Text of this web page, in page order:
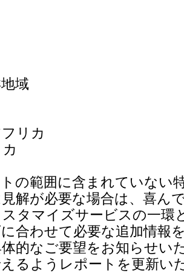
域
リカ
の範囲に含まれていない
解が必要な場合は、喜ん
タマイズサービスの一環
合わせて必要な追加情報
的なご要望をお知らせい
るようレポートを更新い